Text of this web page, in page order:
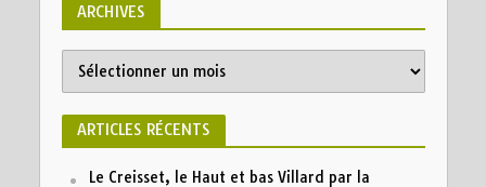
ARCHIVES
ARTICLES RÉCENTS
Le Creisset, le Haut et bas Villard par la